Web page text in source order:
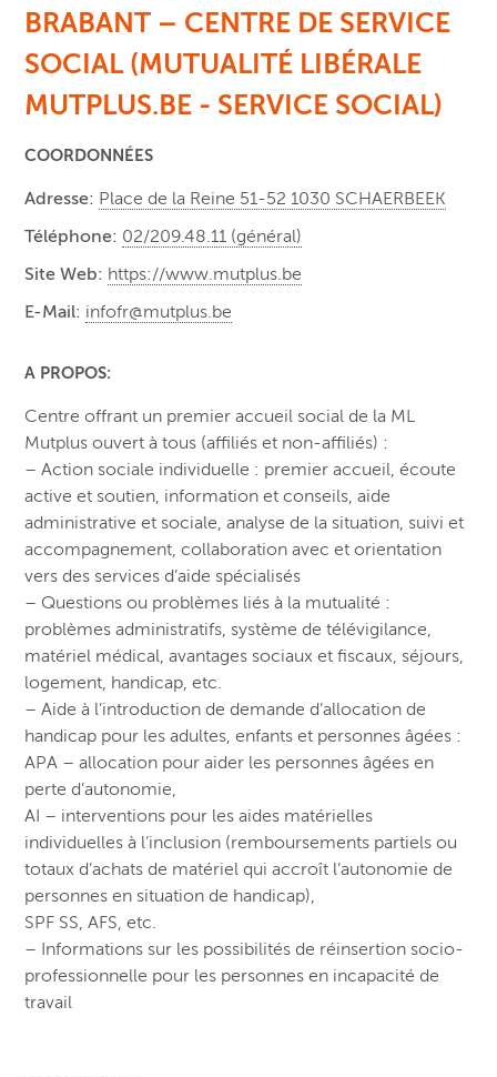
BRABANT – CENTRE DE SERVICE
SOCIAL (MUTUALITÉ LIBÉRALE
MUTPLUS.BE - SERVICE SOCIAL)
COORDONNÉES
Adresse: Place de la Reine 51-52 1030 SCHAERBEEK
Téléphone: 02/209.48.11 (général)
Site Web: https://www.mutplus.be
E-Mail: infofr@mutplus.be
A PROPOS:
Centre offrant un premier accueil social de la ML
Mutplus ouvert à tous (affiliés et non-affiliés) :
– Action sociale individuelle : premier accueil, écoute
active et soutien, information et conseils, aide
administrative et sociale, analyse de la situation, suivi et
accompagnement, collaboration avec et orientation
vers des services d’aide spécialisés
– Questions ou problèmes liés à la mutualité :
problèmes administratifs, système de télévigilance,
matériel médical, avantages sociaux et fiscaux, séjours,
logement, handicap, etc.
– Aide à l’introduction de demande d’allocation de
handicap pour les adultes, enfants et personnes âgées :
APA – allocation pour aider les personnes âgées en
perte d’autonomie,
AI – interventions pour les aides matérielles
individuelles à l’inclusion (remboursements partiels ou
totaux d’achats de matériel qui accroît l’autonomie de
personnes en situation de handicap),
SPF SS, AFS, etc.
– Informations sur les possibilités de réinsertion socio-
professionnelle pour les personnes en incapacité de
travail